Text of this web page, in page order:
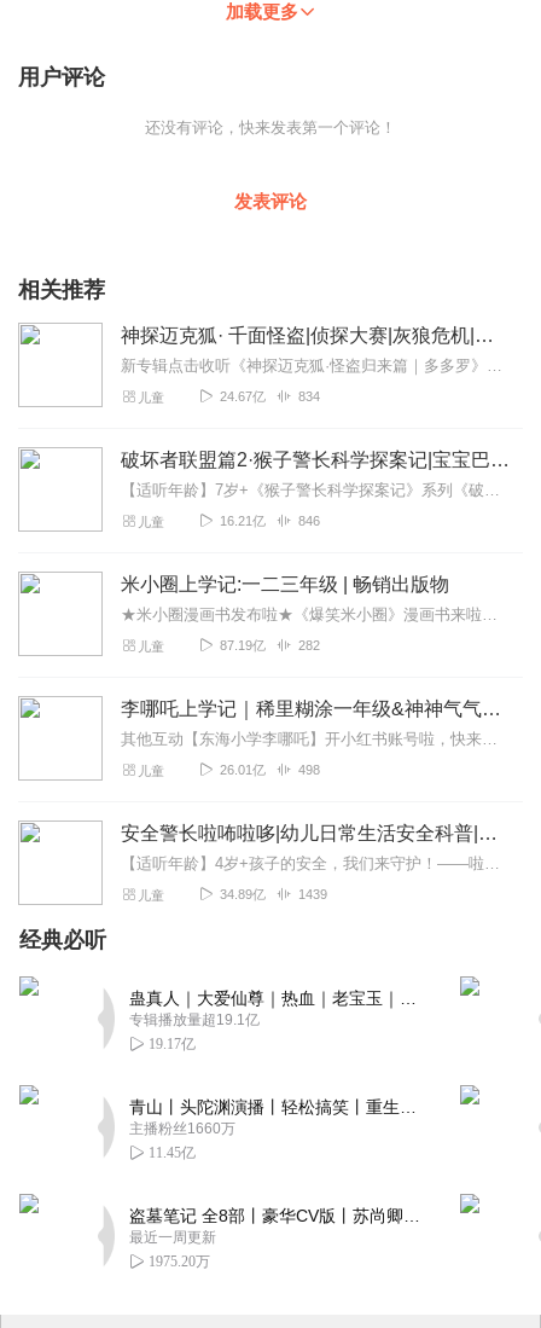
加载更多
用户评论
还没有评论，快来发表第一个评论！
发表评论
相关推荐
神探迈克狐· 千面怪盗|侦探大赛|灰狼危机|多多罗
新专辑点击收听《神探迈克狐·怪盗归来篇｜多多罗》！！！>>>点击进入主播橱窗购买《神探迈克狐》系列图书吧!<<<多多罗故事【点击前往】收听多多罗其他好玩有趣的故...
儿童 24.67亿 834
破坏者联盟篇2·猴子警长科学探案记|宝宝巴士故事
【适听年龄】7岁+《猴子警长科学探案记》系列《破坏者联盟篇1·猴子警长科学探案记》>>>《破坏者联盟篇2·猴子警长科学探案记》>>>《破坏者联盟篇3·猴子警长科...
儿童 16.21亿 846
米小圈上学记:一二三年级 | 畅销出版物
★米小圈漫画书发布啦★《爆笑米小圈》漫画书来啦《米小圈上学记》一二三年级正版广播剧！《米小圈上学记》系列是儿童作家北猫最新创作的儿童小说系列，作品诙谐幽默、好...
儿童 87.19亿 282
李哪吒上学记｜稀里糊涂一年级&神神气气二年级
其他互动【东海小学李哪吒】开小红书账号啦，快来关注和李哪吒成为好朋友！有机会免费领儿童会员、官方周边！【点击加入】东海小学广播站圈子，更多互动！李哪吒全新冒险番...
儿童 26.01亿 498
安全警长啦咘啦哆|幼儿日常生活安全科普|宝宝巴士
【适听年龄】4岁+孩子的安全，我们来守护！——啦咘啦哆警长宣孩子天生爱冒险，好奇心爆棚！不是在大马路上比赛跑，就是踩着椅子上下跳，怎样才能保护孩子平安长大？听...
儿童 34.89亿 1439
经典必听
专辑播放量超19.1亿
19.17亿
主播粉丝1660万
11.45亿
最近一周更新
1975.20万